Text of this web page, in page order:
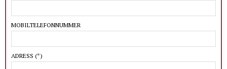
MOBILTELEFONNUMMER
ADRESS (*)